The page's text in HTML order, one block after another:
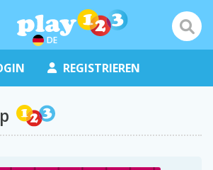
DE
REGISTRIEREN